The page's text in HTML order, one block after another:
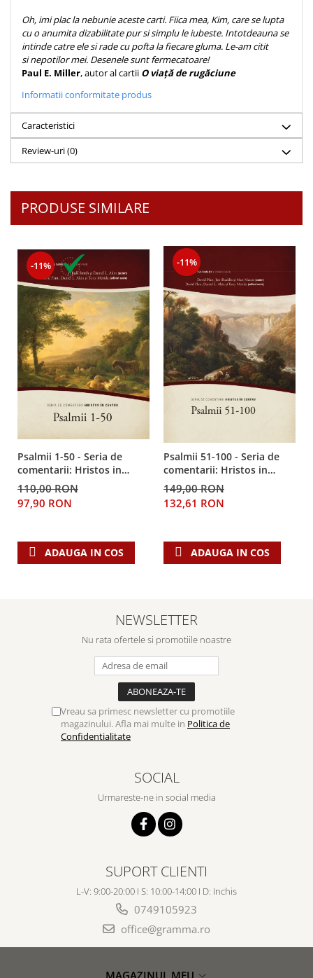
Oh, imi plac la nebunie aceste carti. Fiica mea, Kim, care se lupta
cu o anumita dizabilitate pur si simplu le iubeste. Intotdeauna se
intinde catre ele si rade cu pofta la fiecare gluma. Le-am citit
si nepotilor mei. Desenele sunt fermecatoare!
Paul E. Miller, autor al cartii O viață de rugăciune
Informatii conformitate produs
Caracteristici
Review-uri(0)
PRODUSE SIMILARE
-11%
Psalmii 1-50 - Seria de
comentarii: Hristos in
centru
110,00 RON
97,90 RON
ADAUGA IN COS
-11%
Psalmii 51-100 - Seria de
comentarii: Hristos in
centru
149,00 RON
132,61 RON
ADAUGA IN COS
NEWSLETTER
Nu rata ofertele si promotiile noastre
Vreau sa primesc newsletter cu promotiile
magazinului. Afla mai multe in Politica de
Confidentialitate
SOCIAL
Urmareste-ne in social media
SUPORT CLIENTI
L-V: 9:00-20:00 I S: 10:00-14:00 I D: Inchis
0749105923
office@gramma.ro
MAGAZINUL MEU